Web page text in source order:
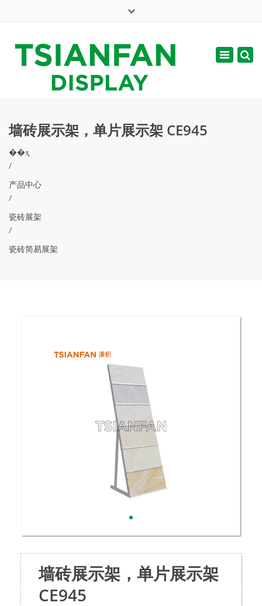
周一 - 周六: 7:00 - 17:00
Toggle
墙砖展示架，单片展示架 CE945
��ҳ
/
产品中心
/
瓷砖展架
/
瓷砖简易展架
墙砖展示架，单片展示架
CE945